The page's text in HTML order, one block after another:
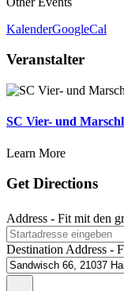
KalenderGoogleCal
Veranstalter
SC Vier- und
Learn More
Get Directions
Address - Fit mit den
Destination Address -